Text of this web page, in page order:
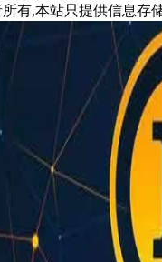
有,本站只提供信息存